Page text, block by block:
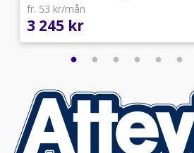
fr. 53 kr/mån
3 245 kr